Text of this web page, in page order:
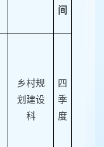
间
乡村规
划建设
科
四
季
度